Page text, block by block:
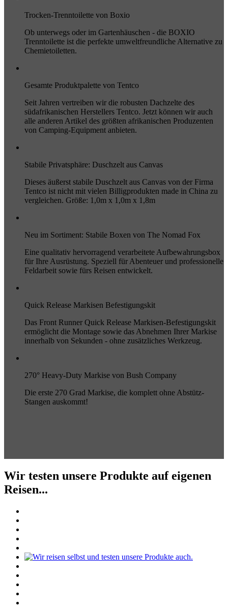
Trocken-Trenntoilette von Boxio
Ob unterwegs oder im Gartenhäuschen - die BOXIO
Trenntoilette ist die perfekte umweltfreundliche Alternative zu
Chemietoiletten.
Gesamte Produktpalette von Tentco
Seit Jahren vertreiben wir die robusten Dachzelte des
südafrikanischen Herstellers Tentco. Jetzt können wir auch
alle anderen Artikel des größten afrikanischen Produzenten
von Camping-Equipment anbieten.
Stabile Privatsphäre: Duschzelt aus Canvas
Dieses äußerst stabile Duschzelt aus Canvas von der Firma
Tentco ist nicht mit vielen Billigprodukten made in China zu
vergleichen. Größe: 1,0m x 1,0m x 1,8m
Neu im Sortiment: Stabile Boxen von The Nomad Fox
Eine qualitativ hervorragend verarbeitete Aufbewahrungsbox
für Ihre Ausrüstung. Speziell für Abenteuer und professionelle
Feldarbeit sowie fürs Reisen entwickelt.
Quick Release Markisen Befestigungskit
Das Front Runner Quick Release Markisen-Befestigungskit
ermöglicht die Montage sowie das Abnehmen Ihrer Markise
innerhalb von Sekunden - ohne zusätzliches Werkzeug.
270° Heavy-Duty Markise von Bush Company
Die erste 270 Grad Markise, die komplett ohne Abstütz-
Stangen auskommt!
Wir testen unsere Produkte auf eigenen
Reisen...